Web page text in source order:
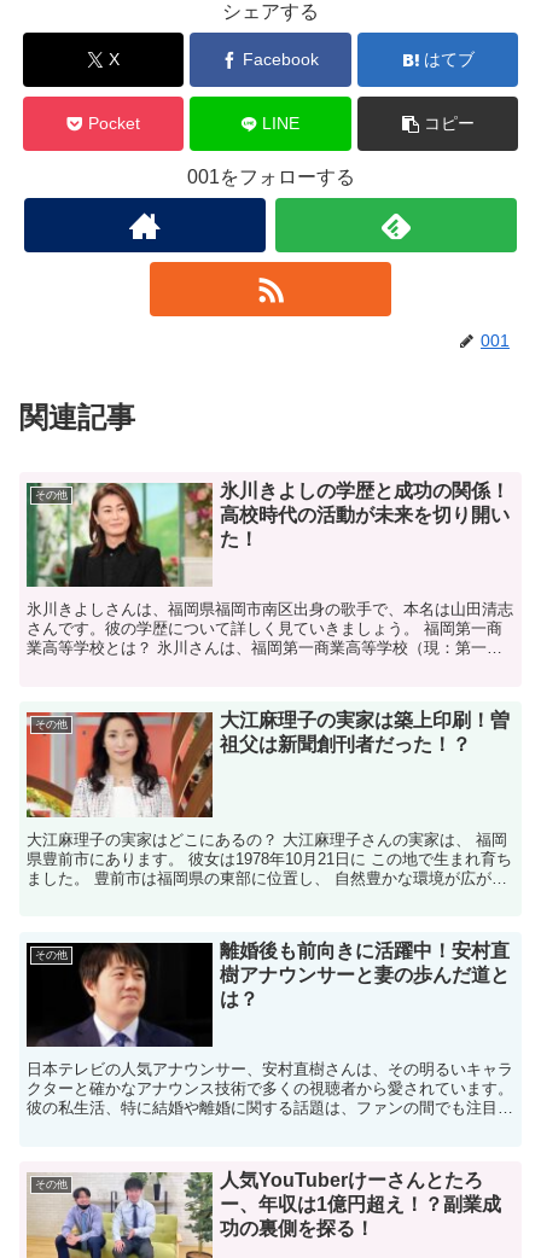
シェアする
X Facebook はてブ
Pocket LINE コピー
001をフォローする
001
関連記事
その他
氷川きよしの学歴と成功の関係！
高校時代の活動が未来を切り開い
た！
氷川きよしさんは、福岡県福岡市南区出身の歌手で、本名は山田清志
さんです。彼の学歴について詳しく見ていきましょう。 福岡第一商
業高等学校とは？ 氷川さんは、福岡第一商業高等学校（現：第一薬
その他
大江麻理子の実家は築上印刷！曽
祖父は新聞創刊者だった！？
大江麻理子の実家はどこにあるの？ 大江麻理子さんの実家は、 福岡
県豊前市にあります。 彼女は1978年10月21日に この地で生まれ育ち
ました。 豊前市は福岡県の東部に位置し、 自然豊かな環境が広がる
その他
離婚後も前向きに活躍中！安村直
樹アナウンサーと妻の歩んだ道と
は？
​日本テレビの人気アナウンサー、安村直樹さんは、その明るいキャラ
クターと確かなアナウンス技術で多くの視聴者から愛されています。​
彼の私生活、特に結婚や離婚に関する話題は、ファンの間でも注目さ
その他
人気YouTuberけーさんとたろ
ー、年収は1億円超え！？副業成
功の裏側を探る！